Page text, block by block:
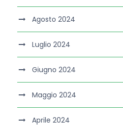
Agosto 2024
Luglio 2024
Giugno 2024
Maggio 2024
Aprile 2024